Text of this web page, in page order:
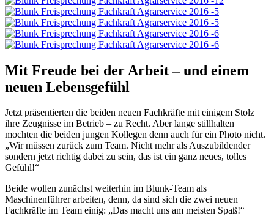
Mit Freude bei der Arbeit – und einem
neuen Lebensgefühl
Jetzt präsentierten die beiden neuen Fachkräfte mit einigem Stolz
ihre Zeugnisse im Betrieb – zu Recht. Aber lange stillhalten
mochten die beiden jungen Kollegen denn auch für ein Photo nicht.
„Wir müssen zurück zum Team. Nicht mehr als Auszubildender
sondern jetzt richtig dabei zu sein, das ist ein ganz neues, tolles
Gefühl!“
Beide wollen zunächst weiterhin im Blunk-Team als
Maschinenführer arbeiten, denn, da sind sich die zwei neuen
Fachkräfte im Team einig: „Das macht uns am meisten Spaß!“